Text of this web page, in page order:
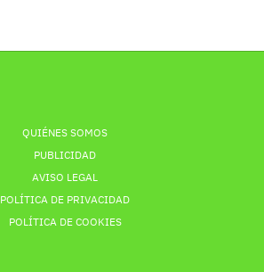
QUIÉNES SOMOS
PUBLICIDAD
AVISO LEGAL
POLÍTICA DE PRIVACIDAD
POLÍTICA DE COOKIES